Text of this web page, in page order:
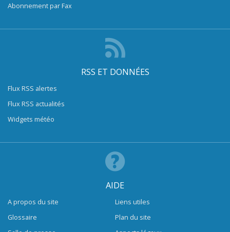
Abonnement par Fax
RSS ET DONNÉES
Flux RSS alertes
Flux RSS actualités
Widgets météo
AIDE
A propos du site
Glossaire
Liens utiles
Plan du site